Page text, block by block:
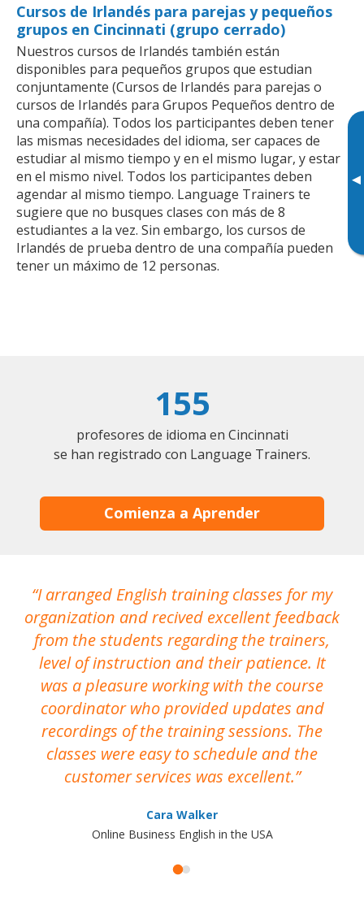
▸
Cursos de Irlandés para parejas y pequeños
grupos en Cincinnati (grupo cerrado)
Nuestros cursos de Irlandés también están
disponibles para pequeños grupos que estudian
conjuntamente (Cursos de Irlandés para parejas o
cursos de Irlandés para Grupos Pequeños dentro de
una compañía). Todos los participantes deben tener
las mismas necesidades del idioma, ser capaces de
estudiar al mismo tiempo y en el mismo lugar, y estar
en el mismo nivel. Todos los participantes deben
agendar al mismo tiempo. Language Trainers te
sugiere que no busques clases con más de 8
estudiantes a la vez. Sin embargo, los cursos de
Irlandés de prueba dentro de una compañía pueden
tener un máximo de 12 personas.
155
profesores de idioma en Cincinnati
se han registrado con Language Trainers.
Comienza a Aprender
I arranged English training classes for my
organization and recived excellent feedback
from the students regarding the trainers,
level of instruction and their patience. It
was a pleasure working with the course
coordinator who provided updates and
recordings of the training sessions. The
classes were easy to schedule and the
customer services was excellent.
Cara Walker
Online Business English in the USA